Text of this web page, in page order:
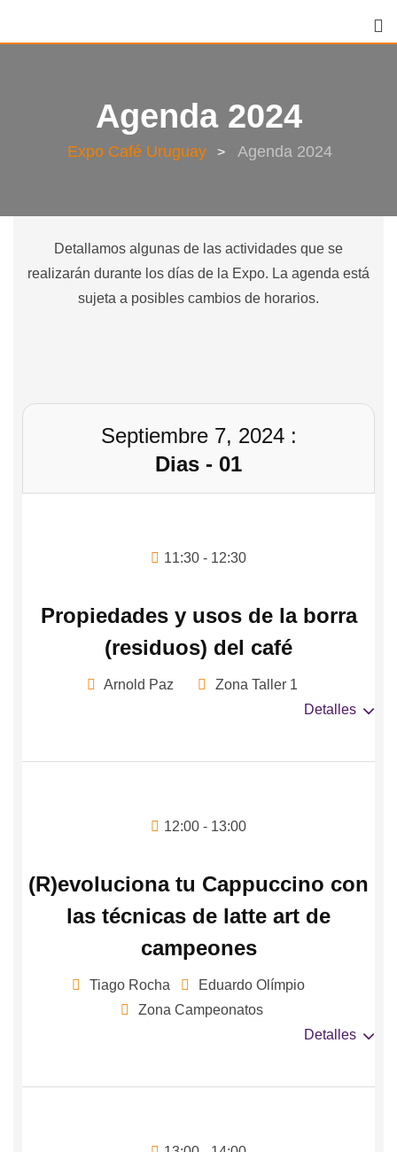
Agenda 2024
Expo Café Uruguay > Agenda 2024
Detallamos algunas de las actividades que se
realizarán durante los días de la Expo. La agenda está
sujeta a posibles cambios de horarios.
Septiembre 7, 2024 :
Dias - 01
11:30 - 12:30
Propiedades y usos de la borra
(residuos) del café
Arnold Paz
Zona Taller 1
Detalles
12:00 - 13:00
(R)evoluciona tu Cappuccino con
las técnicas de latte art de
campeones
Tiago Rocha
Eduardo Olímpio
Zona Campeonatos
Detalles